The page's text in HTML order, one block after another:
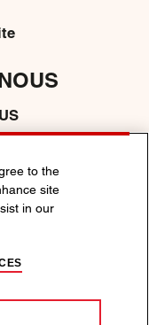
GÉNÉRALES
SANTÉ.
par rapport à la
to the
site
in our